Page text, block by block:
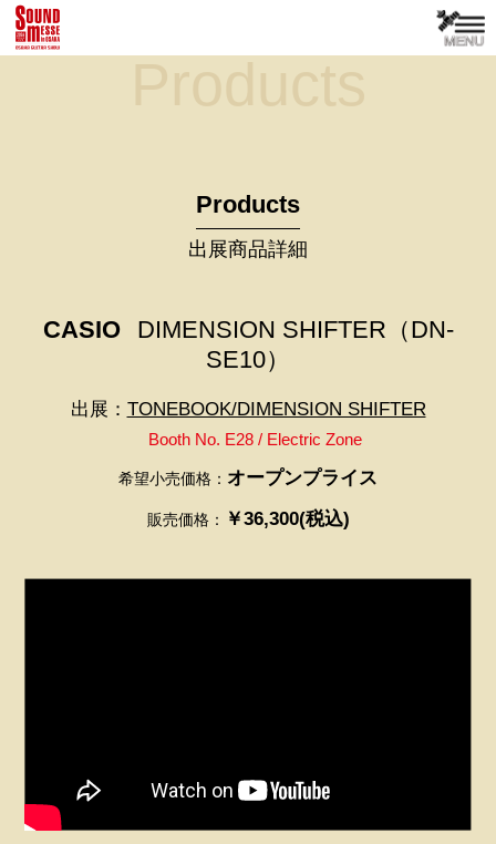
Products
Products
出展商品詳細
CASIO
DIMENSION SHIFTER（DN-
SE10）
出展： TONEBOOK/DIMENSION SHIFTER
Booth No. E28 / Electric Zone
希望小売価格： オープンプライス
販売価格： ￥36,300(税込)